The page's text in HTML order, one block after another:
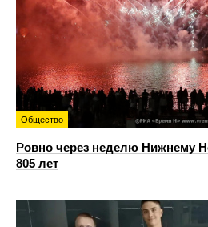
Общество
Ровно через неделю Нижнему
805 лет